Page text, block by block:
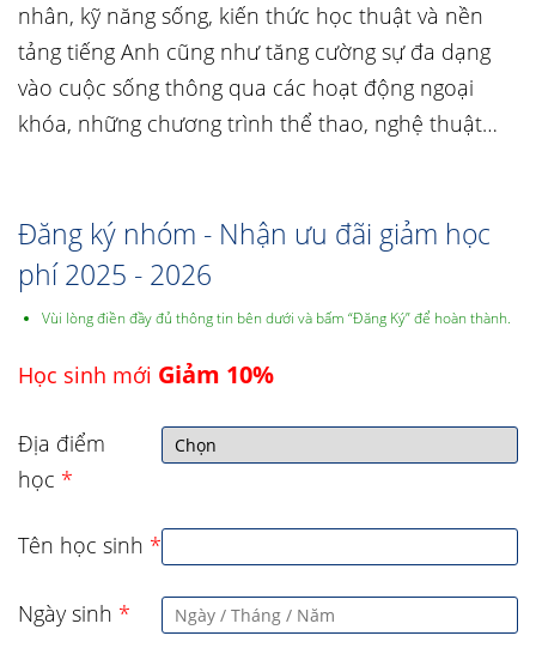
nhân, kỹ năng sống, kiến thức học thuật và nền
tảng tiếng Anh cũng như tăng cường sự đa dạng
vào cuộc sống thông qua các hoạt động ngoại
khóa, những chương trình thể thao, nghệ thuật…
Đăng ký nhóm - Nhận ưu đãi giảm học
phí 2025 - 2026
Vùi lòng điền đầy đủ thông tin bên dưới và bấm “Đăng Ký” để hoàn thành.
Học sinh mới Giảm 10%
Địa điểm
học *
Tên học sinh *
Ngày sinh *